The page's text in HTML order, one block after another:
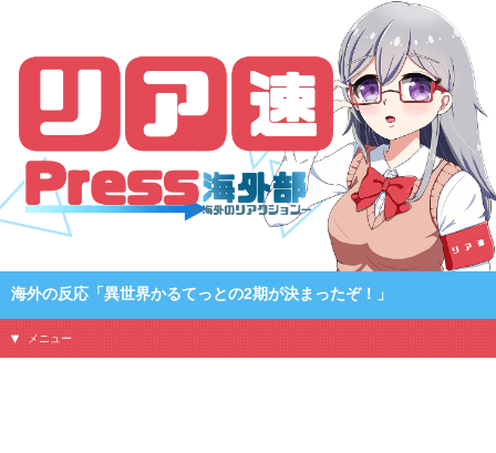
海外の反応「異世界かるてっとの2期が決まったぞ！」
メニュー